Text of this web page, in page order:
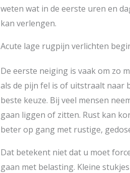
weten wat in de eerste uren en
kan verlengen.
Acute lage rugpijn verlichten
De eerste neiging is vaak om zo
als de pijn fel is of uitstraalt naar
beste keuze. Bij veel mensen
gaan liggen of zitten. Rust kan
beter op gang met rustige,
Dat betekent niet dat u moet
gaan met belasting. Kleine